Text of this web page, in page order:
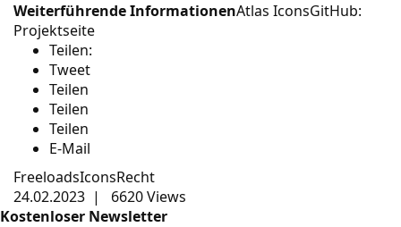
Weiterführende InformationenAtlas IconsGitHub:
Projektseite
Teilen:
Tweet
Teilen
Teilen
Teilen
E-Mail
FreeloadsIconsRecht
24.02.2023 |
6620 Views
Kostenloser Newsletter